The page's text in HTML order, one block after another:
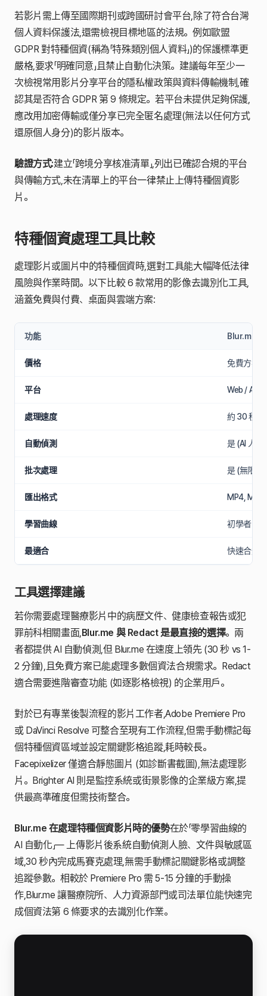
若影片需上傳至國際期刊或跨國研討會平台,除了符合台灣
個人資料保護法,還需檢視目標地區的法規。例如歐盟
GDPR 對特種個資(稱為「特殊類別個人資料」)的保護標準更
嚴格,要求「明確同意」且禁止自動化決策。建議每年至少一
次檢視常用影片分享平台的隱私權政策與資料傳輸機制,確
認其是否符合 GDPR 第 9 條規定。若平台未提供足夠保護,
應改用加密傳輸或僅分享已完全匿名處理(無法以任何方式
還原個人身分)的影片版本。
驗證方式:建立「跨境分享核准清單」,列出已確認合規的平台
與傳輸方式,未在清單上的平台一律禁止上傳特種個資影
片。
特種個資處理工具比較
處理影片或圖片中的特種個資時,選對工具能大幅降低法律
風險與作業時間。以下比較 6 款常用的影像去識別化工具,
涵蓋免費與付費、桌面與雲端方案:
功能 Blur.me
價格 免費方案 /
平台 Web / API
處理速度 約 30 秒 (
自動偵測 是 (AI 人臉
批次處理 是 (無限制)
匯出格式 MP4,
學習曲線 初學者
最適合 快速合規
工具選擇建議
若你需要處理醫療影片中的病歷文件、健康檢查報告或犯
罪前科相關畫面,Blur.me 與 Redact 是最直接的選擇。兩
者都提供 AI 自動偵測,但 Blur.me 在速度上領先 (30 秒 vs 1-
2 分鐘),且免費方案已能處理多數個資法合規需求。Redact
適合需要進階審查功能 (如逐影格檢視) 的企業用戶。
對於已有專業後製流程的影片工作者,Adobe Premiere Pro
或 DaVinci Resolve 可整合至現有工作流程,但需手動標記每
個特種個資區域並設定關鍵影格追蹤,耗時較長。
Facepixelizer 僅適合靜態圖片 (如診斷書截圖),無法處理影
片。Brighter AI 則是監控系統或街景影像的企業級方案,提
供最高準確度但需技術整合。
Blur.me 在處理特種個資影片時的優勢在於「零學習曲線的
AI 自動化」— 上傳影片後系統自動偵測人臉、文件與敏感區
域,30 秒內完成馬賽克處理,無需手動標記關鍵影格或調整
追蹤參數。相較於 Premiere Pro 需 5-15 分鐘的手動操
作,Blur.me 讓醫療院所、人力資源部門或司法單位能快速完
成個資法第 6 條要求的去識別化作業。